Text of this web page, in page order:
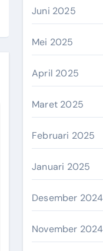
Juni 2025
Mei 2025
April 2025
Maret 2025
Februari 2025
Januari 2025
Desember 2024
November 2024